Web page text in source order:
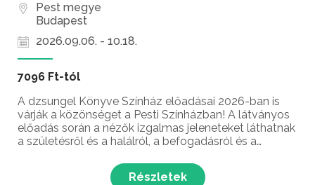
Pest megye
Budapest
2026.09.06. - 10.18.
7096 Ft-tól
A dzsungel Könyve Színház előadásai 2026-ban is
várják a közönséget a Pesti Színházban! A látványos
előadás során a nézők izgalmas jeleneteket láthatnak
a születésről és a halálról, a befogadásról és a
és a kamaszkor varázslatos időszakáról — va...
Részletek